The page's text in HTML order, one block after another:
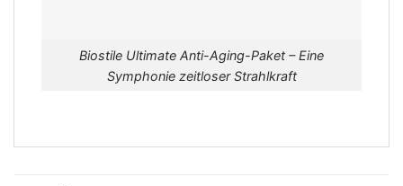
Biostile Ultimate Anti-Aging-Paket – Eine
Symphonie zeitloser Strahlkraft